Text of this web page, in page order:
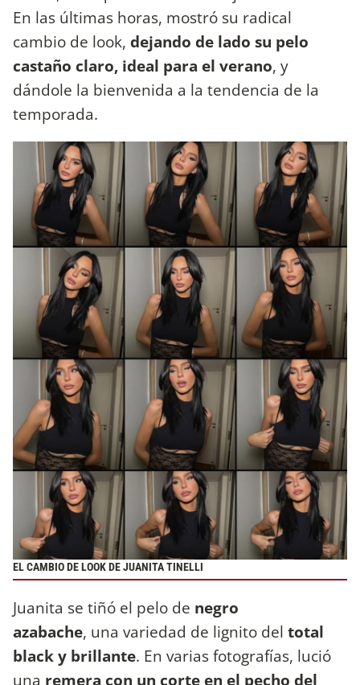
En las últimas horas, mostró su radical
cambio de look, dejando de lado su pelo
castaño claro, ideal para el verano, y
dándole la bienvenida a la tendencia de la
temporada.
EL CAMBIO DE LOOK DE JUANITA TINELLI
Juanita se tiñó el pelo de negro
azabache, una variedad de lignito del total
black y brillante. En varias fotografías, lució
una remera con un corte en el pecho del